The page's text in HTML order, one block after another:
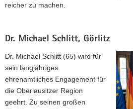
reicher zu machen.
Dr. Michael Schlitt, Görlitz
Dr. Michael Schlitt (65) wird für
sein langjähriges
ehrenamtliches Engagement für
die Oberlausitzer Region
geehrt. Zu seinen großen